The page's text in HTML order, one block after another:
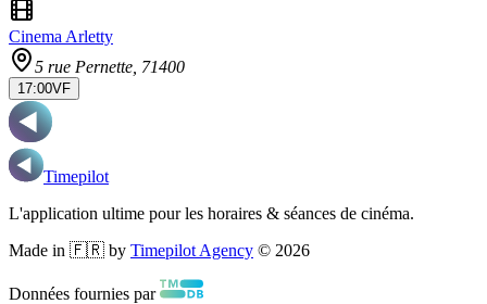
Cinema Arletty
5 rue Pernette , 71400
17:00VF
Timepilot
L'application ultime pour les horaires & séances de cinéma.
Made in 🇫🇷 by Timepilot Agency © 2026
Données fournies par